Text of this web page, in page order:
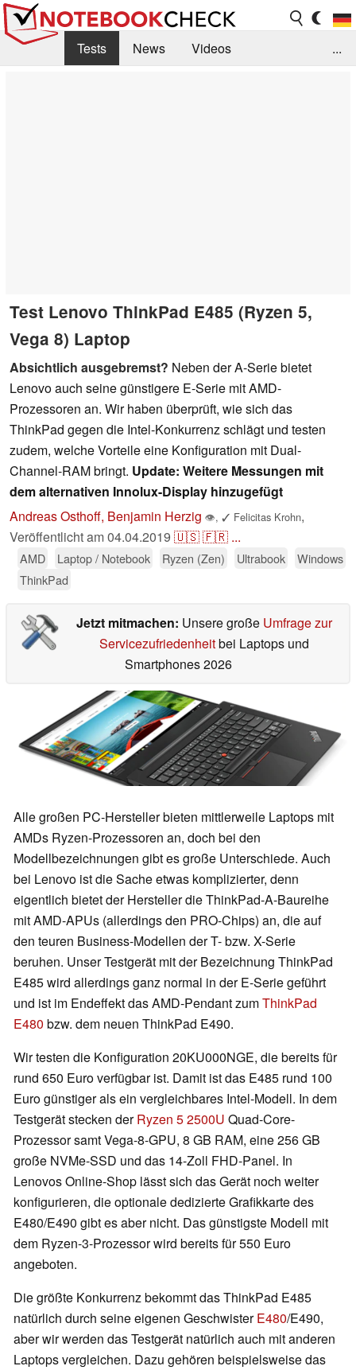
Tests News
Videos
...
Test Lenovo ThinkPad E485 (Ryzen 5,
Vega 8) Laptop
Absichtlich ausgebremst? Neben der A-Serie bietet
Lenovo auch seine günstigere E-Serie mit AMD-
Prozessoren an. Wir haben überprüft, wie sich das
ThinkPad gegen die Intel-Konkurrenz schlägt und testen
zudem, welche Vorteile eine Konfiguration mit Dual-
Channel-RAM bringt. Update: Weitere Messungen mit
dem alternativen Innolux-Display hinzugefügt
Andreas Osthoff, Benjamin Herzig 👁, ✓ Felicitas Krohn,
Veröffentlicht am04.04.2019 🇺🇸🇫🇷 ...
AMD Laptop / Notebook Ryzen (Zen) Ultrabook
Windows
ThinkPad
Jetzt mitmachen: Unsere große Umfrage zur
Servicezufriedenheitbei Laptops und
Smartphones 2026
Alle großen PC-Hersteller bieten mittlerweile Laptops mit
AMDs Ryzen-Prozessoren an, doch bei den
Modellbezeichnungen gibt es große Unterschiede. Auch
bei Lenovo ist die Sache etwas komplizierter, denn
eigentlich bietet der Hersteller die ThinkPad-A-Baureihe
mit AMD-APUs (allerdings den PRO-Chips) an, die auf
den teuren Business-Modellen der T- bzw. X-Serie
beruhen. Unser Testgerät mit der Bezeichnung ThinkPad
E485 wird allerdings ganz normal in der E-Serie geführt
und ist im Endeffekt das AMD-Pendant zumThinkPad
E480 bzw. dem neuen ThinkPad E490.
Wir testen die Konfiguration 20KU000NGE, die bereits für
rund 650 Euro verfügbar ist. Damit ist das E485 rund 100
Euro günstiger als ein vergleichbares Intel-Modell. In dem
Testgerät stecken derRyzen 5 2500U Quad-Core-
Prozessor samt Vega-8-GPU, 8 GB RAM, eine 256 GB
große NVMe-SSD und das 14-Zoll FHD-Panel. In
Lenovos Online-Shop lässt sich das Gerät noch weiter
konfigurieren, die optionale dedizierte Grafikkarte des
E480/E490 gibt es aber nicht. Das günstigste Modell mit
dem Ryzen-3-Prozessor wird bereits für 550 Euro
angeboten.
Die größte Konkurrenz bekommt das ThinkPad E485
natürlich durch seine eigenen GeschwisterE480/E490,
aber wir werden das Testgerät natürlich auch mit anderen
Laptops vergleichen. Dazu gehören beispielsweise das